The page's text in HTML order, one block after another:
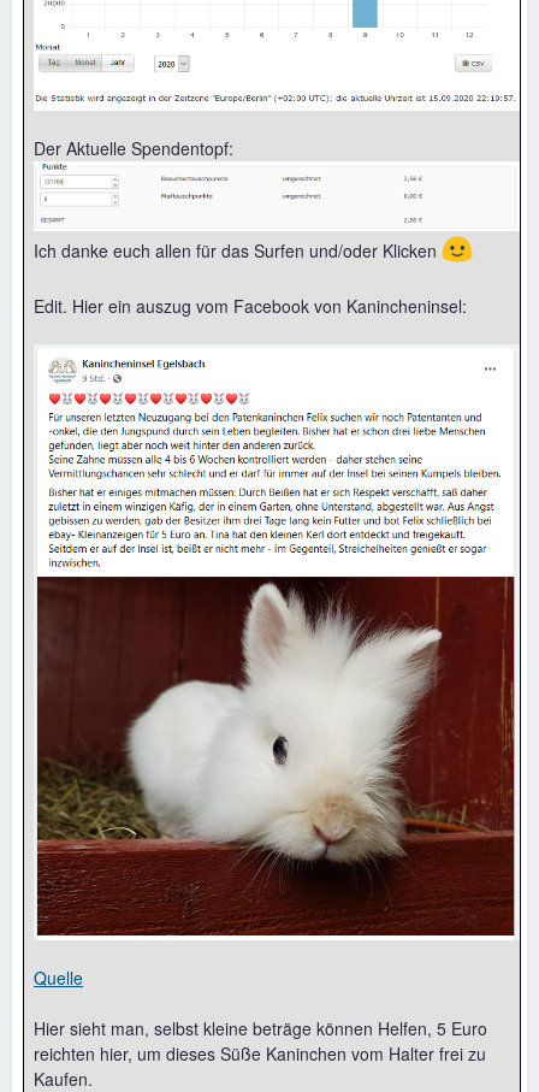
Der Aktuelle Spendentopf:
Ich danke euch allen für das Surfen und/oder Klicken 🙂
Edit. Hier ein auszug vom Facebook von Kanincheninsel:
Quelle
Hier sieht man, selbst kleine beträge können Helfen, 5 Euro
reichten hier, um dieses Süße Kaninchen vom Halter frei zu
Kaufen.